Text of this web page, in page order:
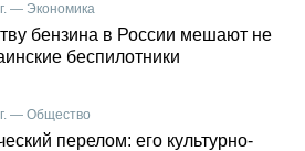
— Экономика
бензина в России мешают не
беспилотники
— Общество
перелом: его культурно-